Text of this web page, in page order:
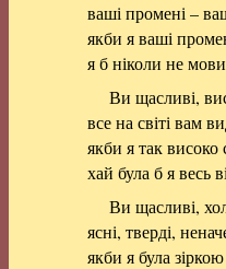
ваші промені –
якби я ваші
я б ніколи не
Ви щасливі,
все на світі вам
якби я так високо
хай була б я весь
Ви щасливі,
ясні, тверді,
якби я була